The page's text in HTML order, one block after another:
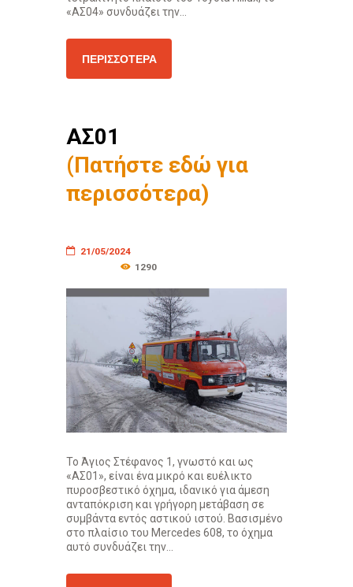
«ΑΣ04» συνδυάζει την...
ΠΕΡΙΣΣΌΤΕΡΑ
ΑΣ01
(Πατήστε εδώ για
περισσότερα)
21/05/2024
1290
Το Άγιος Στέφανος 1, γνωστό και ως
«ΑΣ01», είναι ένα μικρό και ευέλικτο
πυροσβεστικό όχημα, ιδανικό για άμεση
ανταπόκριση και γρήγορη μετάβαση σε
συμβάντα εντός αστικού ιστού. Βασισμένο
στο πλαίσιο του Mercedes 608, το όχημα
αυτό συνδυάζει την...